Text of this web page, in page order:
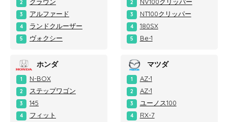
2 クラウン
3 アルファード
4 ランドクルーザー
5 ヴォクシー
2 NV100クリッパー
3 NT100クリッパー
4 180SX
5 Be-1
ホンダ
1 N-BOX
2 ステップワゴン
3 145
4 フィット
マツダ
1 AZ-1
2 AZ-1
3 ユーノス100
4 RX-7